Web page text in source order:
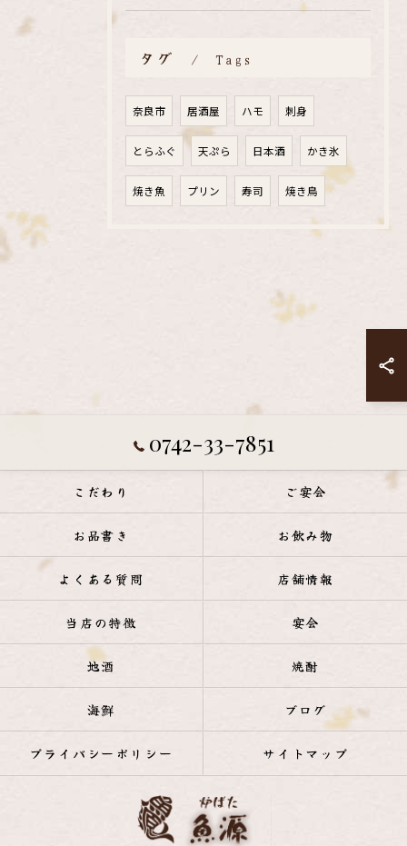
タグ Tags
奈良市 居酒屋 ハモ 刺身
とらふぐ 天ぷら 日本酒 かき氷
焼き魚 プリン 寿司 焼き鳥
0742-33-7851
こだわり ご宴会
お品書き お飲み物
よくある質問 店舗情報
当店の特徴 宴会
地酒 焼酎
海鮮 ブログ
プライバシーポリシー サイトマップ